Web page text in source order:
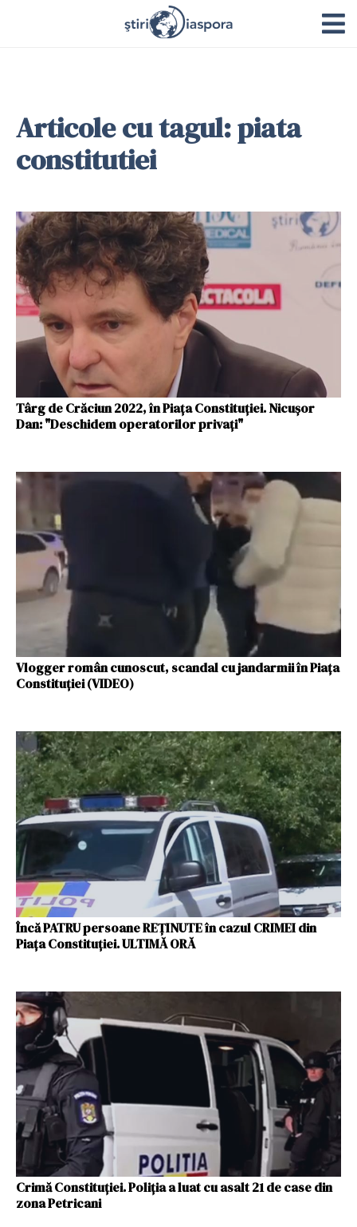
Articole cu tagul: piata
constitutiei
Târg de Crăciun 2022, în Piața Constituției. Nicușor
Dan: "Deschidem operatorilor privați"
Vlogger român cunoscut, scandal cu jandarmii în Piața
Constituției (VIDEO)
Încă PATRU persoane REȚINUTE în cazul CRIMEI din
Piața Constituției. ULTIMĂ ORĂ
Crimă Constituției. Poliția a luat cu asalt 21 de case din
zona Petricani